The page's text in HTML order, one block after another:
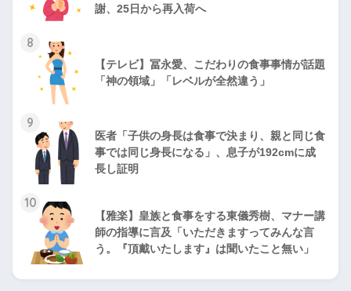
謝、25日から再入荷へ
8
【テレビ】冨永愛、こだわりの食事事情が話題
「神の領域」「レベルが全然違う」
9
医者「子供の身長は食事で決まり、親と同じ食
事では同じ身長になる」、息子が192cmに成
長し証明
10
【雅楽】皇族と食事をする東儀秀樹、マナー講
師の指導に言及「いただきますってみんな言
う。『頂戴いたします』は聞いたこと無い」